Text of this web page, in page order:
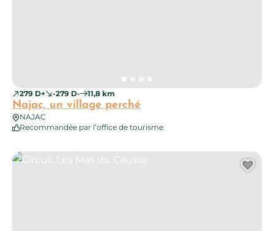
279 D+ -279 D- 11,8 km
Najac, un village perché
NAJAC
Recommandée par l’office de tourisme
Circuit Les Mas du Causse